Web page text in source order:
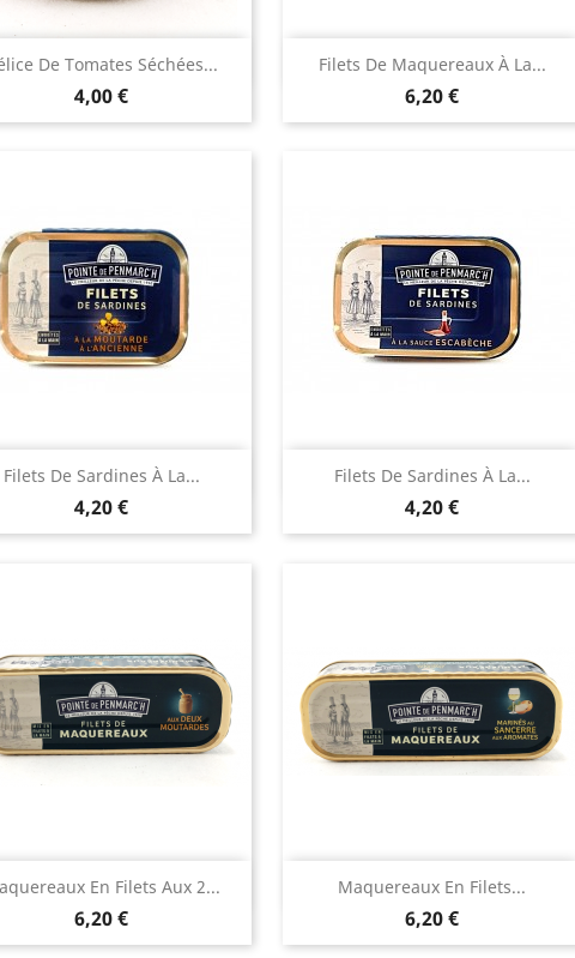
De Tomates Séchées...
Prix
4,00 €
Aperçu rapide Filets De Maquereaux À La...
Prix
6,20 €
Aperçu rapide
Filets De Sardines À La...
Prix
4,20 €
 Aperçu rapide Filets De Sardines À La...
Prix
4,20 €
 Aperçu rapide
En Filets Aux 2...
Prix
6,20 €
Aperçu rapide Maquereaux En Filets...
Prix
6,20 €
Aperçu rapide